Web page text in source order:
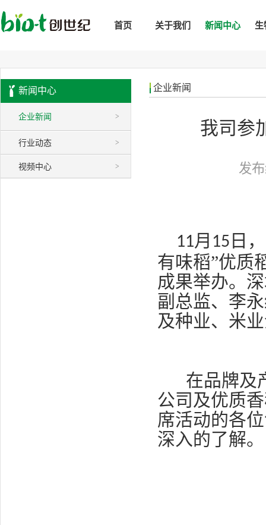
首页 关于我们 新闻中心 生
新闻中心
>
企业新闻
>
行业动态
>
视频中心
企业新闻
我司参
发
11月 15 日
有味稻”优质
成果举办。
副总监、李
及种业、米
在品牌及
公司及优质
席活动的各
深入的了解。